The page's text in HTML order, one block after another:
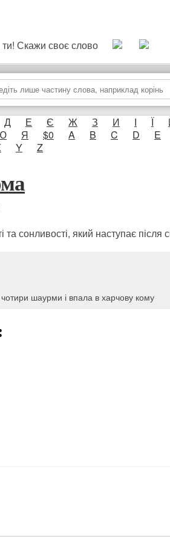
Скажи своє слово
Д Е Є Ж З И І Ї
Я $0 A B C D E
Y Z
та сонливості, який наступає після
чотири шаурми і впала в харчову кому